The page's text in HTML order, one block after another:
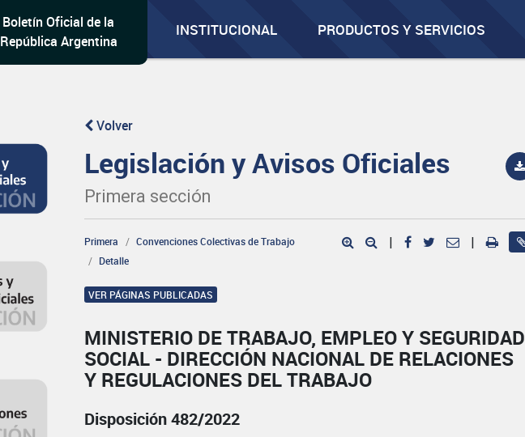
Boletín Oficial de la
República Argentina
INSTITUCIONAL PRODUCTOS Y SERVICIOS
Volver
Legislación y Avisos Oficiales
Primera sección
Primera
Convenciones Colectivas de Trabajo
Detalle
| |
VER PÁGINAS PUBLICADAS
MINISTERIO DE TRABAJO, EMPLEO Y SEGURIDAD
SOCIAL - DIRECCIÓN NACIONAL DE RELACIONES
Y REGULACIONES DEL TRABAJO
Disposición 482/2022